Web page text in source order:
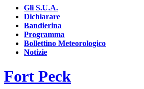
Gli S.U.A.
Dichiarare
Bandierina
Programma
Bollettino Meteorologico
Notizie
Fort Peck